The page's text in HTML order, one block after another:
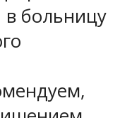
в больницу